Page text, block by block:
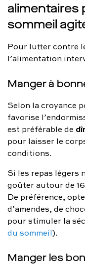
alimentaires
sommeil
Pour lutter contre
l’alimentation
Manger à
Selon la croyance
favorise
est préférable de
pour laisser le
conditions.
Si les repas légers
goûter autour de
De préférence,
d’amendes, de
pour stimuler la
du sommeil).
Manger les